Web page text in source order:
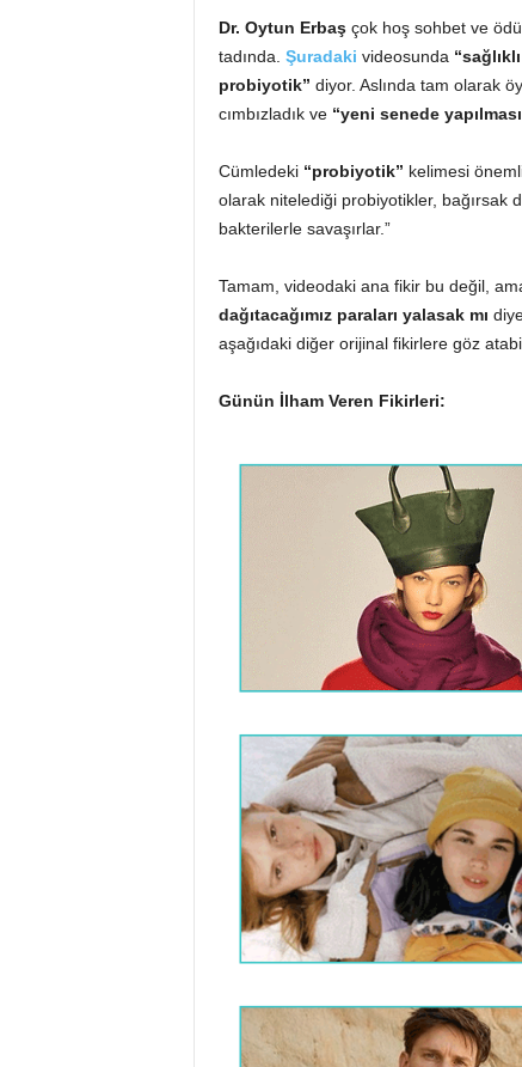
Dr. Oytun Erbaşçok hoş sohbet ve
tadında. Şuradaki videosunda
probiyotik” diyor. Aslında tam olarak
cımbızladık ve “yeni senede
Cümledeki “probiyotik” kelimesi
olarak nitelediği probiyotikler, bağırsak
bakterilerle savaşırlar.”
Tamam, videodaki ana fikir bu değil,
dağıtacağımız paraları yalasak mı
aşağıdaki diğer orijinal fikirlere göz
Günün İlham Veren Fikirleri: